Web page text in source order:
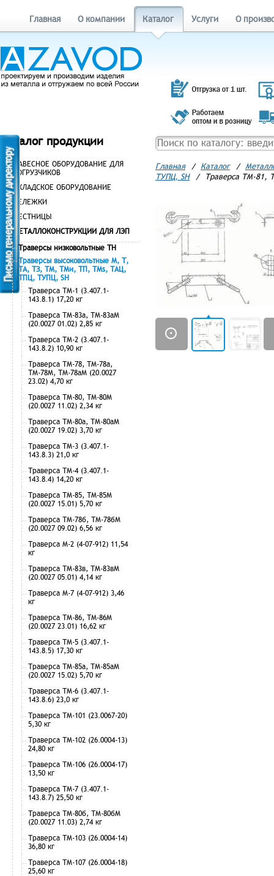
Главная О компании Каталог Услуги О
Каталог продукции
НАВЕСНОЕ ОБОРУДОВАНИЕ ДЛЯ
ПОГРУЗЧИКОВ
СКЛАДСКОЕ ОБОРУДОВАНИЕ
ТЕЛЕЖКИ
ЛЕСТНИЦЫ
МЕТАЛЛОКОНСТРУКЦИИ ДЛЯ ЛЭП
Траверсы низковольтные ТН
Траверсы высоковольтные М, Т,
ТА, ТЗ, ТМ, ТМи, ТП, ТМs, ТАЦ,
ТПЦ, ТУПЦ, SH
Траверса ТМ-1 (3.407.1-
143.8.1) 17,20 кг
Траверса ТМ-83а, ТМ-83аМ
(20.0027 01.02) 2,85 кг
Траверса ТМ-2 (3.407.1-
143.8.2) 10,90 кг
Траверса ТМ-78, ТМ-78а,
ТМ-78М, ТМ-78аМ (20.0027
23.02) 4,70 кг
Траверса ТМ-80, ТМ-80М
(20.0027 11.02) 2,34 кг
Траверса ТМ-80а, ТМ-80аМ
(20.0027 19.02) 3,70 кг
Траверса ТМ-3 (3.407.1-
143.8.3) 21,0 кг
Траверса ТМ-4 (3.407.1-
143.8.4) 14,20 кг
Траверса ТМ-85, ТМ-85М
(20.0027 15.01) 5,70 кг
Траверса ТМ-78б, ТМ-78бМ
(20.0027 09.02) 6,56 кг
Траверса М-2 (4-07-912) 11,54
кг
Траверса ТМ-83в, ТМ-83вМ
(20.0027 05.01) 4,14 кг
Траверса М-7 (4-07-912) 3,46
кг
Траверса ТМ-86, ТМ-86М
(20.0027 23.01) 16,62 кг
Траверса ТМ-5 (3.407.1-
143.8.5) 17,30 кг
Траверса ТМ-85а, ТМ-85аМ
(20.0027 15.02) 5,70 кг
Траверса ТМ-6 (3.407.1-
143.8.6) 23,0 кг
Траверса ТМ-101 (23.0067-20)
5,30 кг
Траверса ТМ-102 (26.0004-13)
24,80 кг
Траверса ТМ-106 (26.0004-17)
13,50 кг
Траверса ТМ-7 (3.407.1-
143.8.7) 25,50 кг
Траверса ТМ-80б, ТМ-80бМ
(20.0027 11.03) 2,74 кг
Траверса ТМ-103 (26.0004-14)
36,80 кг
Траверса ТМ-107 (26.0004-18)
25,60 кг
Главная / Каталог /
ТУПЦ, SH
/ Траверса ТМ-81,